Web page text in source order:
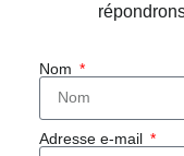
Nom
Adresse e-mail